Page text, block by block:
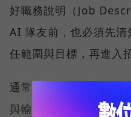
好職務說明（Job
AI 隊友前，也必須先
任範圍與目標，再進入
通常具備「高頻率、重
與輸出」、「可用數據